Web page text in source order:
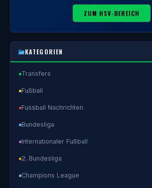
ZUM HSV-BEREICH
KATEGORIEN
Transfers
Fußball
Fussball Nachrichten
Bundesliga
Internationaler Fußball
2. Bundesliga
Champions League